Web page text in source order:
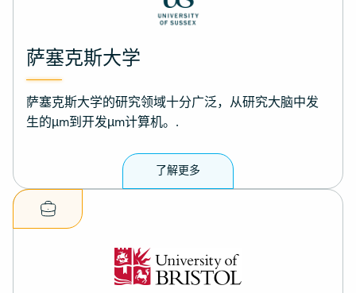
萨塞克斯大学
萨塞克斯大学的研究领域十分广泛，从研究大脑中发
生的µm到开发µm计算机。.
了解更多